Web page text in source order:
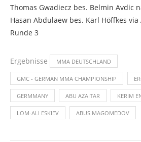
Thomas Gwadiecz bes. Belmin Avdic
Hasan Abdulaew bes. Karl Höffkes
Runde 3
Ergebnisse MMA DEUTSCHLAND
GMC - GERMAN MMA CHAMPIONSHIP
GERMMANY ABU AZAITAR KERIM
LOM-ALI ESKIEV ABUS MAGOMEDOV